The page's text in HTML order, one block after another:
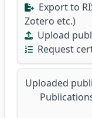
Export to
Zotero etc.)
Upload
Request
Uploaded